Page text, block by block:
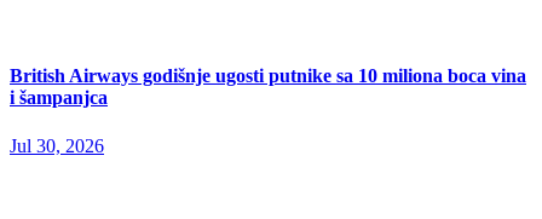
British Airways godišnje ugosti putnike sa 10 miliona boca vina
i šampanjca
Jul 30, 2026